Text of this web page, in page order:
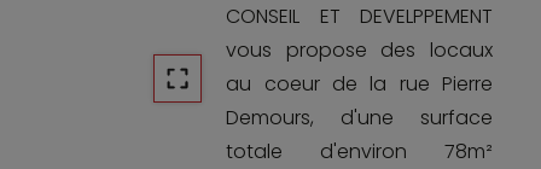
CONSEIL ET DEVELPPEMENT
vous propose des locaux
au coeur de la rue Pierre
Demours, d'une surface
totale d'environ 78m²